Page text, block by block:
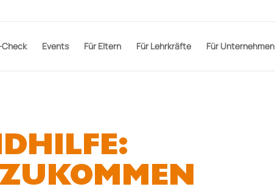
Events Für Eltern Für Lehrkräfte Für Unternehmen